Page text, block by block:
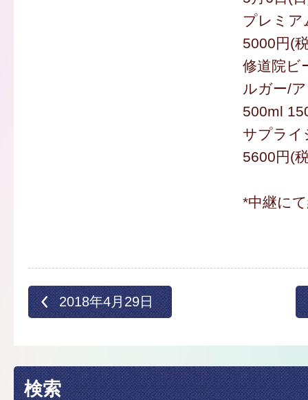
プレミ
5000円(
修道院ビ
ルガー/
500ml
サプライ
5600円(
*中継に
2018年4月29日
検索